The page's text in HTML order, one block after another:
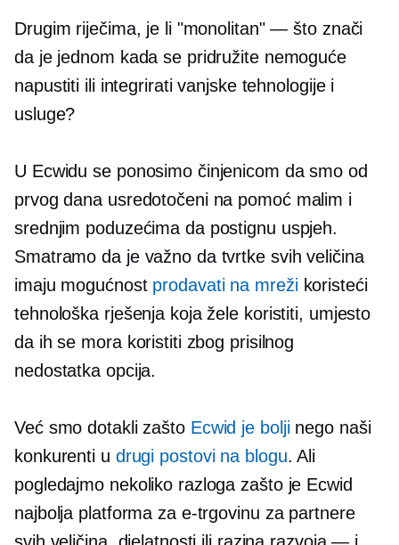
Drugim riječima, je li "monolitan" — što znači
da je jednom kada se pridružite nemoguće
napustiti ili integrirati vanjske tehnologije i
usluge?
U Ecwidu se ponosimo činjenicom da smo od
prvog dana usredotočeni na pomoć malim i
srednjim poduzećima da postignu uspjeh.
Smatramo da je važno da tvrtke svih veličina
imaju mogućnost prodavati na mrežikoristeći
tehnološka rješenja koja žele koristiti, umjesto
da ih se mora koristiti zbog prisilnog
nedostatka opcija.
Već smo dotakli zašto Ecwid je boljinego naši
konkurenti u drugi postovi na blogu. Ali
pogledajmo nekoliko razloga zašto je Ecwid
najbolja platforma za e-trgovinu za partnere